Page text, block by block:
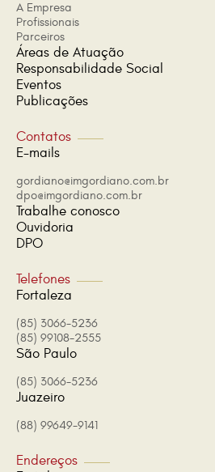
A Empresa
Profissionais
Parceiros
Áreas de Atuação
Responsabilidade Social
Eventos
Publicações
Contatos
E-mails
gordiano@imgordiano.com.br
dpo@imgordiano.com.br
Trabalhe conosco
Ouvidoria
DPO
Telefones
Fortaleza
(85) 3066-5236
(85) 99108-2555
São Paulo
(85) 3066-5236
Juazeiro
(88) 99649-9141
Endereços